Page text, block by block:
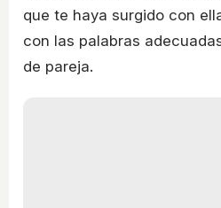
que te haya surgido con
con las palabras
de pareja.